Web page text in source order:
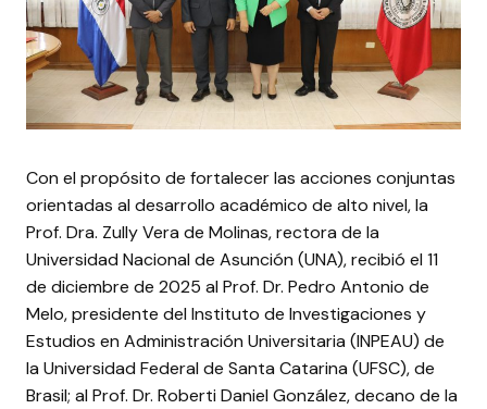
Con el propósito de fortalecer las acciones conjuntas
orientadas al desarrollo académico de alto nivel, la
Prof. Dra. Zully Vera de Molinas, rectora de la
Universidad Nacional de Asunción (UNA), recibió el 11
de diciembre de 2025 al Prof. Dr. Pedro Antonio de
Melo, presidente del Instituto de Investigaciones y
Estudios en Administración Universitaria (INPEAU) de
la Universidad Federal de Santa Catarina (UFSC), de
Brasil; al Prof. Dr. Roberti Daniel González, decano de la